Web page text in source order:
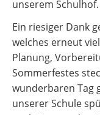
unserem Schulhof.
Ein riesiger Dank
welches erneut
Planung,
Sommerfestes
wunderbaren Tag
unserer Schule